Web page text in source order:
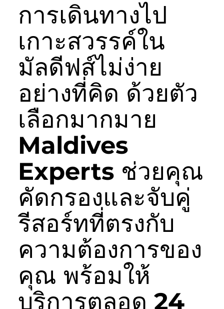
การเดินทางไป
เกาะสวรรค์ใน
มัลดีฟส์ไม่ง่าย
อย่างที่คิด ด้วยตัว
เลือกมากมาย
Maldives
Experts ช่วยคุณ
คัดกรองและจับคู่
รีสอร์ทที่ตรงกับ
ความต้องการของ
คุณ พร้อมให้
บริการตลอด 24